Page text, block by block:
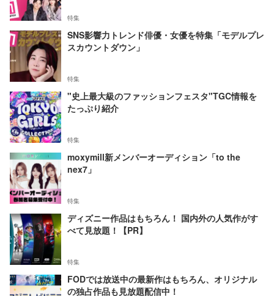
特集
SNS影響力トレンド俳優・女優を特集「モデルプレ
スカウントダウン」
特集
"史上最大級のファッションフェスタ"TGC情報を
たっぷり紹介
特集
moxymill新メンバーオーディション「to the
nex7」
特集
ディズニー作品はもちろん！ 国内外の人気作がす
べて見放題！【PR】
特集
FODでは放送中の最新作はもちろん、オリジナル
の独占作品も見放題配信中！